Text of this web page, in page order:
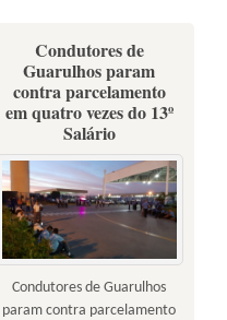
Condutores de
Guarulhos param
contra parcelamento
em quatro vezes do 13º
Salário
Condutores de Guarulhos
param contra parcelamento